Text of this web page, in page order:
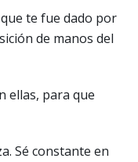
te fue dado por
de manos del
ellas, para que
Sé constante en